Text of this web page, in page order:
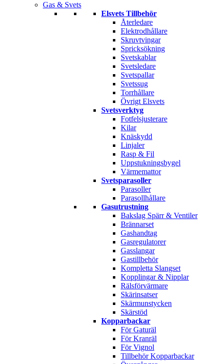
Gas & Svets
Elsvets Tillbehör
Återledare
Elektrodhållare
Skruvtvingar
Spricksökning
Svetskablar
Svetsledare
Svetspallar
Svetssug
Torrhållare
Övrigt Elsvets
Svetsverktyg
Fotfelsjusterare
Kilar
Knäskydd
Linjaler
Rasp & Fil
Uppstukningsbygel
Värmemattor
Svetsparasoller
Parasoller
Parasollhållare
Gasutrustning
Bakslag Spärr & Ventiler
Brännarset
Gashandtag
Gasregulatorer
Gasslangar
Gastillbehör
Kompletta Slangset
Kopplingar & Nipplar
Rälsförvärmare
Skärinsatser
Skärmunstycken
Skärstöd
Kopparbackar
För Gaturäl
För Kranräl
För Vignol
Tillbehör Kopparbackar